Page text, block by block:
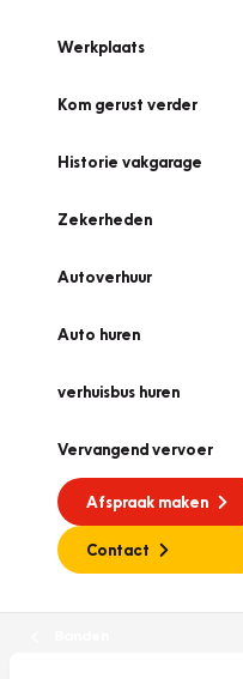
Werkplaats
Kom gerust verder
Historie vakgarage
Zekerheden
Autoverhuur
Auto huren
verhuisbus huren
Vervangend vervoer
Afspraak maken
Contact